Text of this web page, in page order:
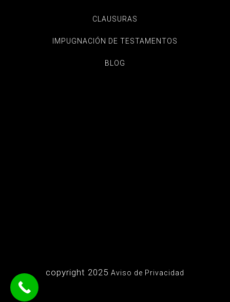
CLAUSURAS
IMPUGNACIÓN DE TESTAMENTOS
BLOG
copyright 2025 Aviso de Privacidad